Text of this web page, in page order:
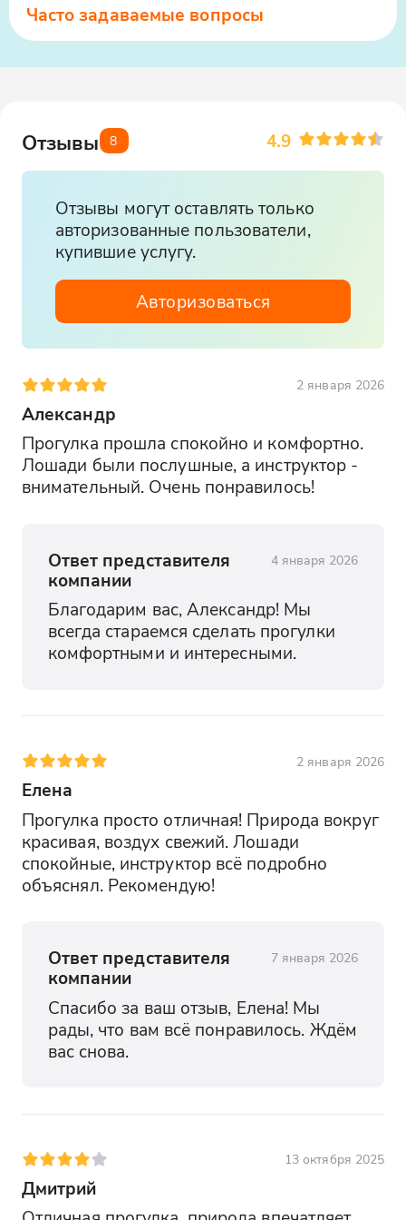
На маршруте можно искупаться,
поэтому при желании захватите
Часто задаваемые вопросы
Отзывы 8 4.9
Отзывы могут оставлять только
авторизованные пользователи,
купившие услугу.
Авторизоваться
2 января 2026
Александр
Прогулка прошла спокойно и комфортно.
Лошади были послушные, а инструктор -
внимательный. Очень понравилось!
Ответ представителя
компании
4 января 2026
Благодарим вас, Александр! Мы
всегда стараемся сделать прогулки
комфортными и интересными.
2 января 2026
Елена
Прогулка просто отличная! Природа вокруг
красивая, воздух свежий. Лошади
спокойные, инструктор всё подробно
объяснял. Рекомендую!
Ответ представителя
компании
7 января 2026
Спасибо за ваш отзыв, Елена! Мы
рады, что вам всё понравилось. Ждём
вас снова.
13 октября 2025
Дмитрий